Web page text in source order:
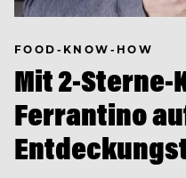
FOOD-KNOW-HOW
Mit 2-Sterne-
Ferrantino